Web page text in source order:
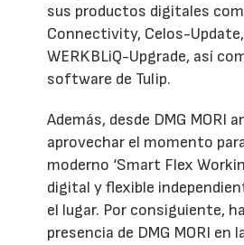
sus productos digitales
Connectivity, Celos-Update,
WERKBLiQ-Upgrade, así
software de Tulip.
Además, desde DMG MORI
aprovechar el momento
moderno ‘Smart Flex
digital y flexible
el lugar. Por consiguiente,
presencia de DMG MORI en